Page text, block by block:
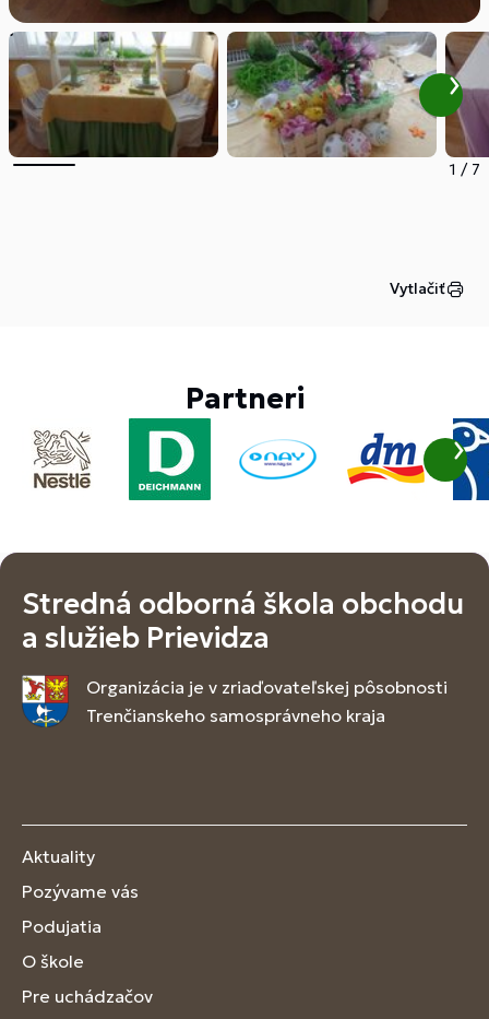
1 / 7
Vytlačiť
Partneri
Stredná odborná škola obchodu
a služieb Prievidza
Organizácia je v zriaďovateľskej pôsobnosti
Trenčianskeho samosprávneho kraja
Aktuality
Pozývame vás
Podujatia
O škole
Pre uchádzačov